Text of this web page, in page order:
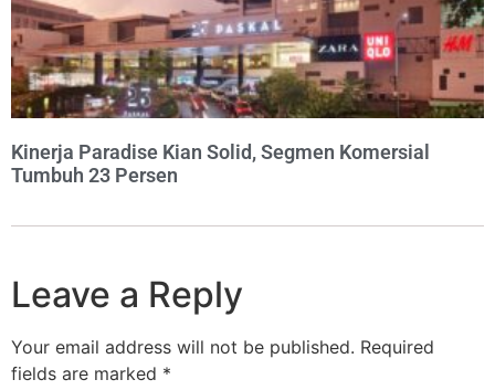
Kinerja Paradise Kian Solid, Segmen Komersial
Tumbuh 23 Persen
Leave a Reply
Your email address will not be published. Required
fields are marked *